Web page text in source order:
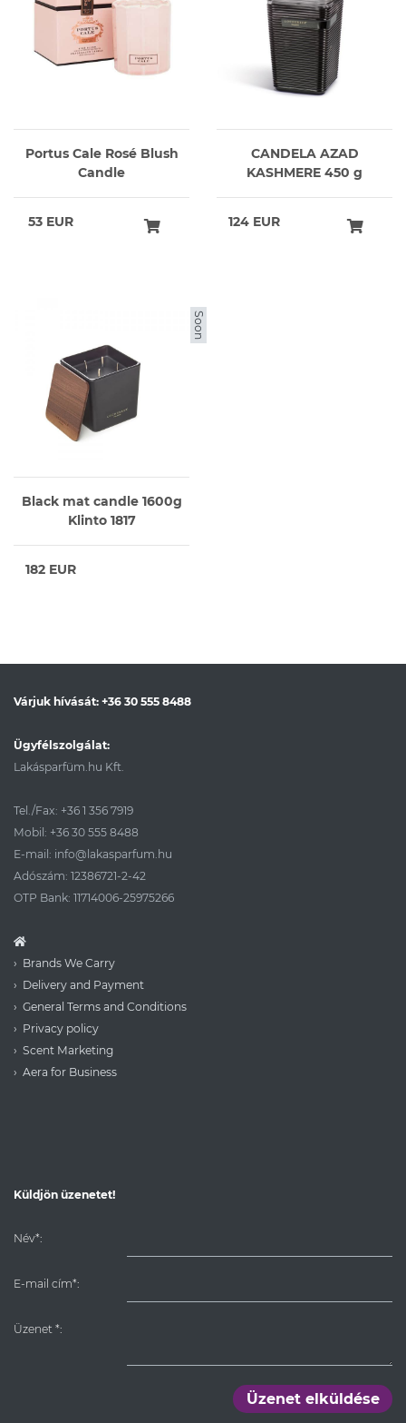
Portus Cale Rosé Blush
Candle
53 EUR
CANDELA AZAD
KASHMERE 450 g
124 EUR
Soon
Black mat candle 1600g
Klinto 1817
182 EUR
Várjuk hívását: +36 30 555 8488
Ügyfélszolgálat:
Lakásparfüm.hu Kft.
Tel./Fax: +36 1 356 7919
Mobil: +36 30 555 8488
E-mail: info@lakasparfum.hu
Adószám: 12386721-2-42
OTP Bank: 11714006-25975266
Brands We Carry
Delivery and Payment
General Terms and Conditions
Privacy policy
Scent Marketing
Aera for Business
Küldjön üzenetet!
Név*:
E-mail cím*:
Üzenet *:
Üzenet elküldése